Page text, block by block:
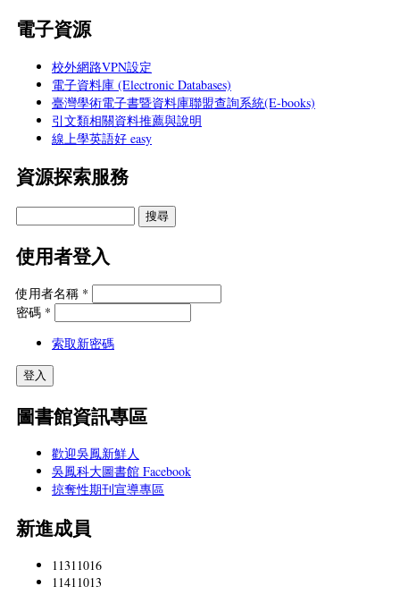
電子資源
校外網路VPN設定
電子資料庫 (Electronic Databases)
臺灣學術電子書暨資料庫聯盟查詢系統(E-books)
引文類相關資料推薦與說明
線上學英語好 easy
資源探索服務
使用者登入
使用者名稱 *
密碼 *
索取新密碼
圖書館資訊專區
歡迎吳鳳新鮮人
吳鳳科大圖書館 Facebook
掠奪性期刊宣導專區
新進成員
11311016
11411013